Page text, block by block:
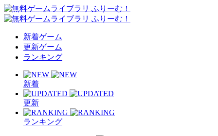
新着ゲーム
更新ゲーム
ランキング
新着
更新
ランキング